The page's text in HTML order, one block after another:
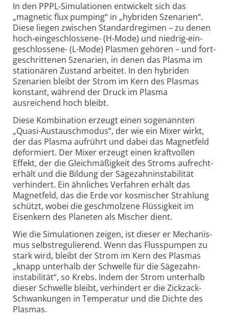
In den PPPL-Simulationen entwickelt sich das
„magnetic flux pumping“ in „hybriden Szenarien“.
Diese liegen zwischen Standard­regimen – zu denen
hoch-ein­ge­schlos­sene- (H-Mode) und niedrig-ein­
geschlos­sene- (L-Mode) Plasmen gehören – und fort­
geschrit­tenen Szena­rien, in denen das Plasma im
statio­nären Zustand arbeitet. In den hybriden
Szenarien bleibt der Strom im Kern des Plasmas
konstant, während der Druck im Plasma
ausreichend hoch bleibt.
Diese Kombination erzeugt einen sogenannten
„Quasi-Austausch­modus“, der wie ein Mixer wirkt,
der das Plasma aufrührt und dabei das Magnet­feld
deformiert. Der Mixer erzeugt einen kraftvollen
Effekt, der die Gleich­mäßigkeit des Stroms aufrecht­
erhält und die Bildung der Säge­zahn­instabilität
verhindert. Ein ähnliches Verfahren erhält das
Magnet­feld, das die Erde vor kos­mischer Strah­lung
schützt, wobei die geschmol­zene Flüssig­keit im
Eisen­kern des Planeten als Mischer dient.
Wie die Simulationen zeigen, ist dieser er Mechanis­
mus selbst­regulierend. Wenn das Fluss­pumpen zu
stark wird, bleibt der Strom im Kern des Plasmas
„knapp unter­halb der Schwelle für die Säge­zahn­
instabilität“, so Krebs. Indem der Strom unterhalb
dieser Schwelle bleibt, verhindert er die Zick­zack-
Schwan­kungen in Tempe­ratur und die Dichte des
Plasmas.